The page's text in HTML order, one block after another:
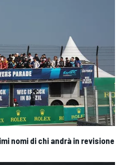
nomi di chi andrà in revisione